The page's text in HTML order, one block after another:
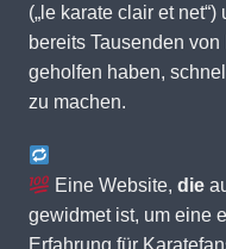
(„le karate clair et net“)
bereits Tausenden
geholfen haben,
zu machen.
Eine Website,die
gewidmet ist, um eine